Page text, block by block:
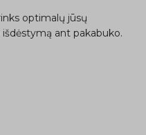
optimalų jūsų
ant pakabuko.